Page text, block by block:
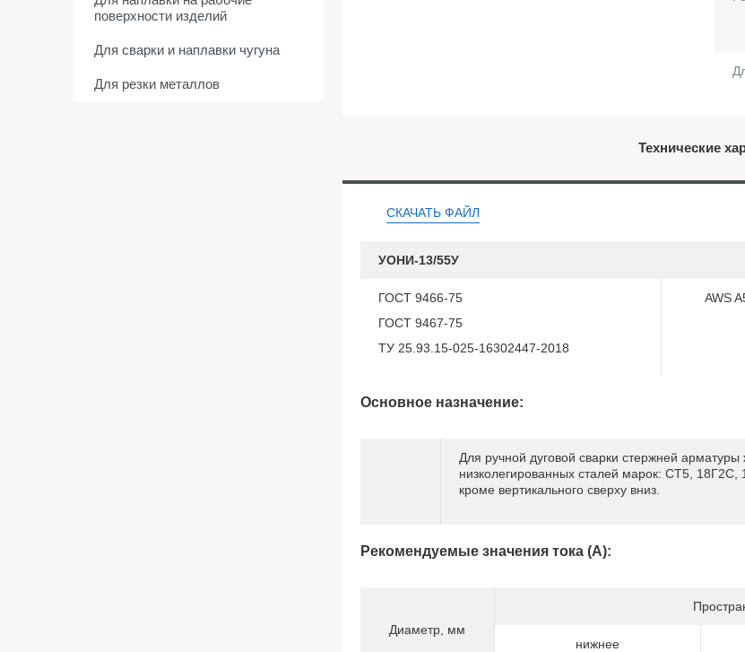
поверхности изделий
Для сварки и наплавки чугуна
Для резки металлов
Технические
СКАЧАТЬ ФАЙЛ
УОНИ-13/55У
ГОСТ 9466-75
ГОСТ 9467-75
ТУ 25.93.15-025-16302447-2018
AWS
Основное назначение:
Для ручной дуговой сварки стержней
низколегированных сталей марок: СТ5,
кроме вертикального сверху вниз.
Рекомендуемые значения тока (А):
Диаметр, мм
нижнее